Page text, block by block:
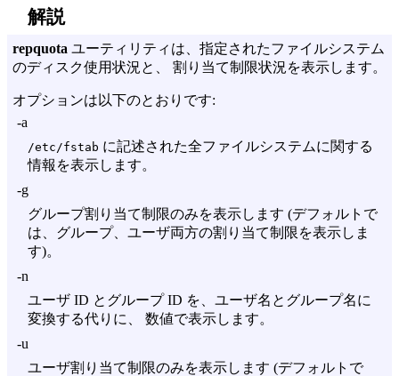
解説
repquota ユーティリティは、指定されたファイルシステム
のディスク使用状況と、 割り当て制限状況を表示します。
オプションは以下のとおりです:
-a
/etc/fstab に記述された全ファイルシステムに関する
情報を表示します。
-g
グループ割り当て制限のみを表示します (デフォルトで
は、グループ、ユーザ両方の割り当て制限を表示しま
す)。
-n
ユーザ ID とグループ ID を、ユーザ名とグループ名に
変換する代りに、 数値で表示します。
-u
ユーザ割り当て制限のみを表示します (デフォルトで